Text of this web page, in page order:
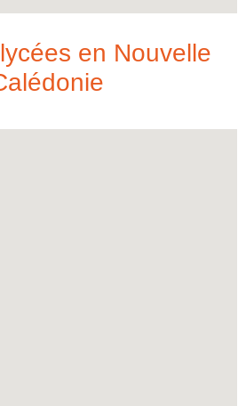
en Nouvelle